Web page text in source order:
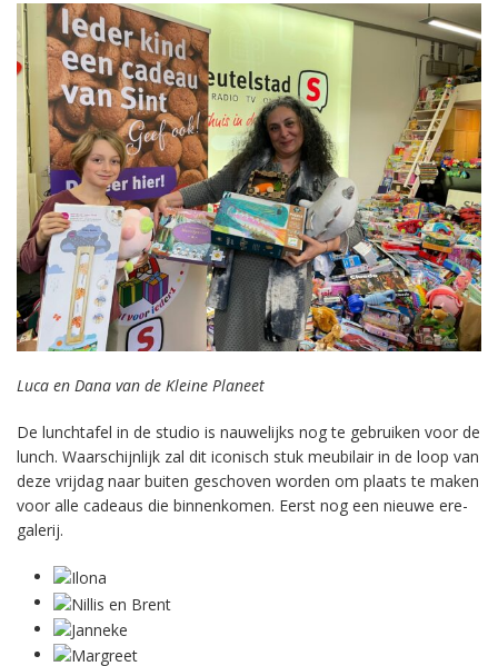
Luca en Dana van de Kleine Planeet
De lunchtafel in de studio is nauwelijks nog te gebruiken voor de
lunch. Waarschijnlijk zal dit iconisch stuk meubilair in de loop van
deze vrijdag naar buiten geschoven worden om plaats te maken
voor alle cadeaus die binnenkomen. Eerst nog een nieuwe ere-
galerij.